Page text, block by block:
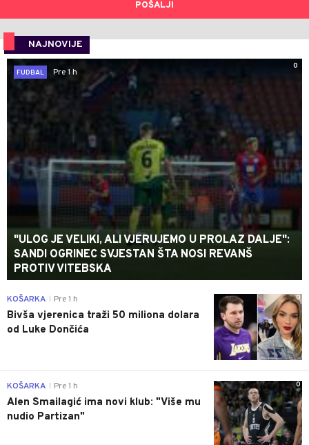
POŠALJI
NAJNOVIJE
0
FUDBAL
Pre 1 h
"ULOG JE VELIKI, ALI VJERUJEMO U PROLAZ DALJE":
SANDI OGRINEC SVJESTAN ŠTA NOSI REVANŠ
PROTIV VITEBSKA
0
KOŠARKA Pre 1 h
Bivša vjerenica traži 50 miliona dolara
od Luke Dončića
0
KOŠARKA Pre 1 h
Alen Smailagić ima novi klub: "Više mu
nudio Partizan"